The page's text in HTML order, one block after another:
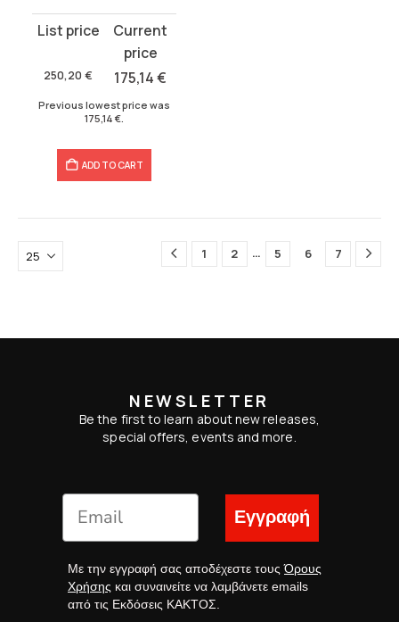
250,20 €
Original
was:
175,14€
Current
is:
Previous lowest price was
175,14 €
ADD TO CART
1 2 … 5 6 7
NEWSLETTER
Be the first to learn about new releases,
special offers, events and more.
Εγγραφή
Με την εγγραφή σας αποδέχεστε τουςΌρους
Χρήσης και συναινείτε να λαμβάνετε emails
από τις Εκδόσεις ΚΑΚΤΟΣ.